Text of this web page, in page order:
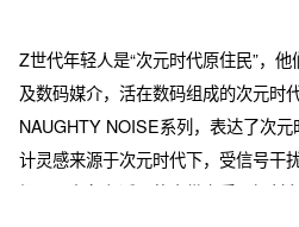
Z世代年轻人是“次元时代原住民”，
及数码媒介，活在数码组成的次元时
NAUGHTY NOISE系列，表达了次
计灵感来源于次元时代下，受信号干
场景。在灰色透明的表带上采用镭射